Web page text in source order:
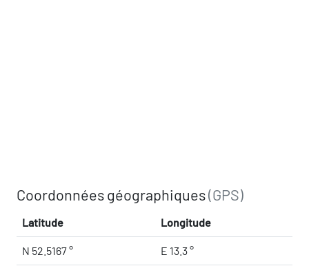
Coordonnées géographiques(GPS)
Latitude Longitude
N 52.5167 ° E 13.3 °